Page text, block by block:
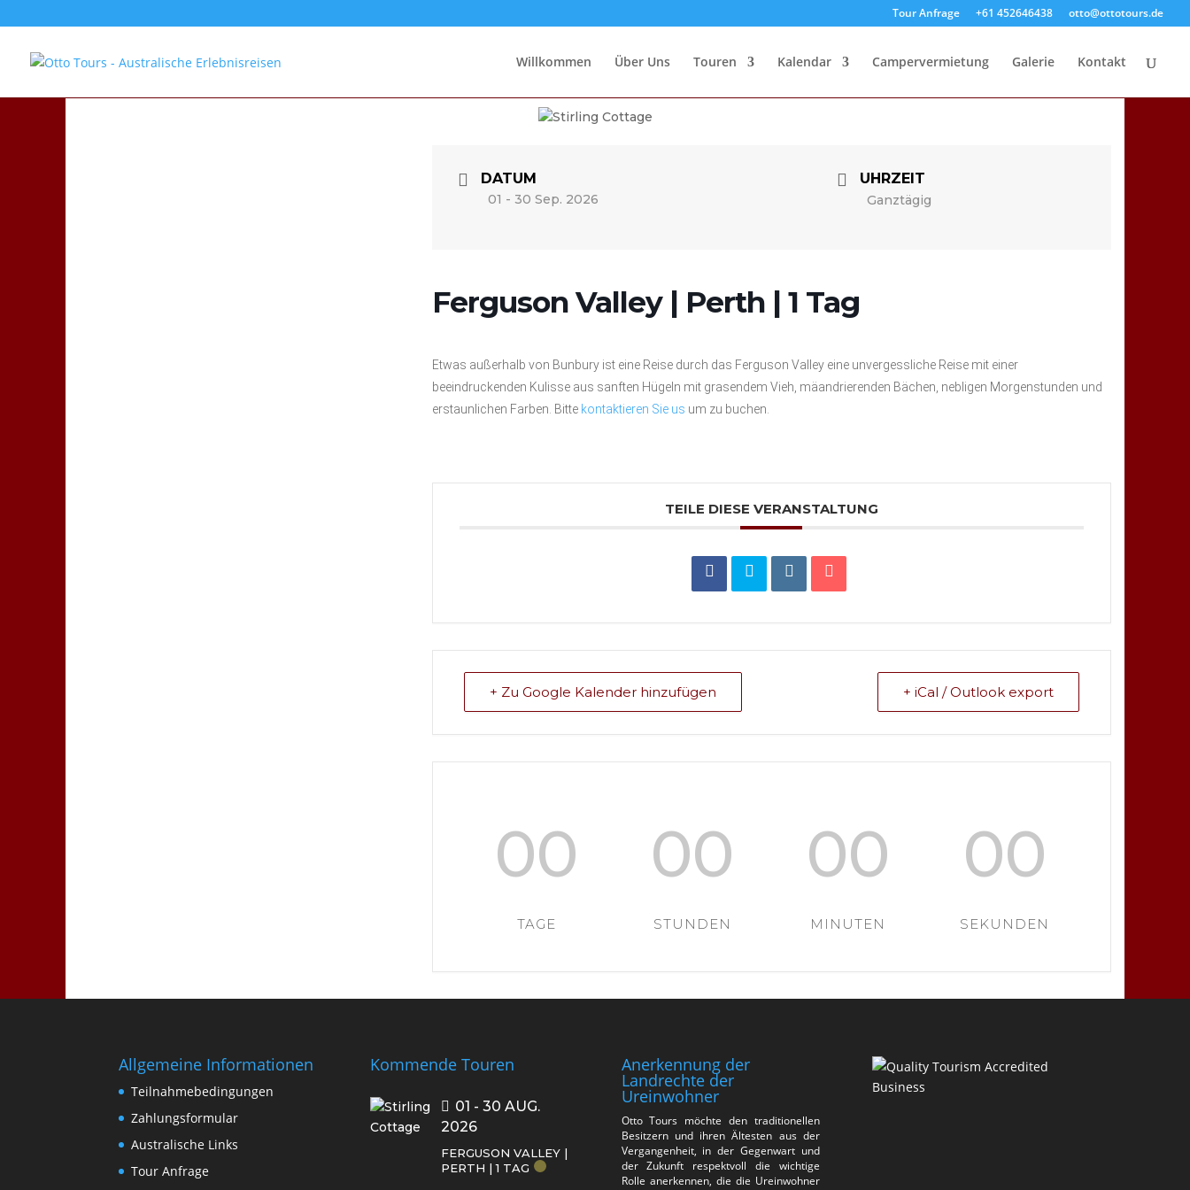
Tour Anfrage +61 452646438 otto@ottotours.de
Willkommen Über Uns Touren Kalendar Campervermietung Galerie Kontakt
DATUM
01 - 30 Sep. 2026
UHRZEIT
Ganztägig
Ferguson Valley | Perth | 1 Tag
Etwas außerhalb von Bunbury ist eine Reise durch das Ferguson Valley eine unvergessliche Reise mit einer
beeindruckenden Kulisse aus sanften Hügeln mit grasendem Vieh, mäandrierenden Bächen, nebligen Morgenstunden und
erstaunlichen Farben. Bitte kontaktieren Sie us um zu buchen.
TEILE DIESE VERANSTALTUNG
+ Zu Google Kalender hinzufügen + iCal / Outlook export
00
TAGE
00
STUNDEN
00
MINUTEN
00
SEKUNDEN
Allgemeine Informationen
Teilnahmebedingungen
Zahlungsformular
Australische Links
Tour Anfrage
Kommende Touren
01 - 30 AUG.
2026
FERGUSON VALLEY |
PERTH | 1 TAG
Anerkennung der
Landrechte der
Ureinwohner
Otto Tours möchte den traditionellen
Besitzern und ihren Ältesten aus der
Vergangenheit, in der Gegenwart und
der Zukunft respektvoll die wichtige
Rolle anerkennen, die die Ureinwohner